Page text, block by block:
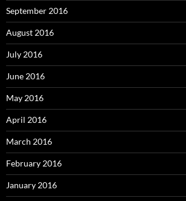
September 2016
August 2016
July 2016
June 2016
May 2016
April 2016
March 2016
February 2016
January 2016